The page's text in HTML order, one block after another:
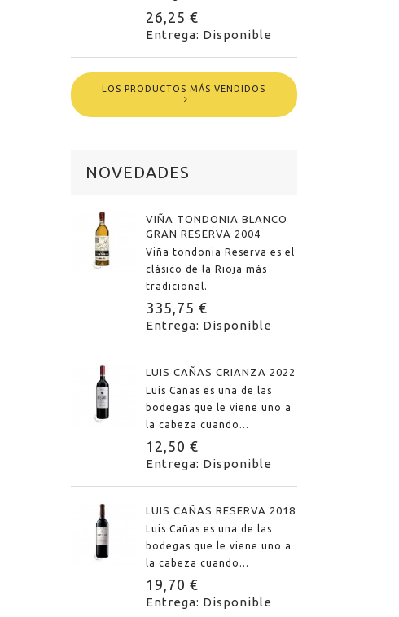
26,25 €
Entrega: Disponible
LOS PRODUCTOS MÁS VENDIDOS
NOVEDADES
VIÑA TONDONIA BLANCO
GRAN RESERVA 2004
Viña tondonia Reserva es el
clásico de la Rioja más
tradicional.
335,75 €
Entrega: Disponible
LUIS CAÑAS CRIANZA 2022
Luis Cañas es una de las
bodegas que le viene uno a
la cabeza cuando...
12,50 €
Entrega: Disponible
LUIS CAÑAS RESERVA 2018
Luis Cañas es una de las
bodegas que le viene uno a
la cabeza cuando...
19,70 €
Entrega: Disponible